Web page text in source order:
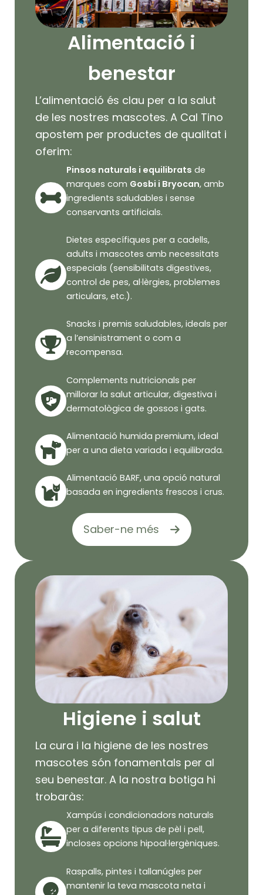
Alimentació i
benestar
L’alimentació és clau per a la salut
de les nostres mascotes. A Cal Tino
apostem per productes de qualitat i
oferim:
Pinsos naturals i equilibrats de
marques com Gosbi i Bryocan, amb
ingredients saludables i sense
conservants artificials.
Dietes específiques per a cadells,
adults i mascotes amb necessitats
especials (sensibilitats digestives,
control de pes, al·lèrgies, problemes
articulars, etc.).
Snacks i premis saludables, ideals per
a l’ensinistrament o com a
recompensa.
Complements nutricionals per
millorar la salut articular, digestiva i
dermatològica de gossos i gats.
Alimentació humida premium, ideal
per a una dieta variada i equilibrada.
Alimentació BARF, una opció natural
basada en ingredients frescos i crus.
Saber-ne més
Higiene i salut
La cura i la higiene de les nostres
mascotes són fonamentals per al
seu benestar. A la nostra botiga hi
trobaràs:
Xampús i condicionadors naturals
per a diferents tipus de pèl i pell,
incloses opcions hipoal·lergèniques.
Raspalls, pintes i tallanúgles per
mantenir la teva mascota neta i